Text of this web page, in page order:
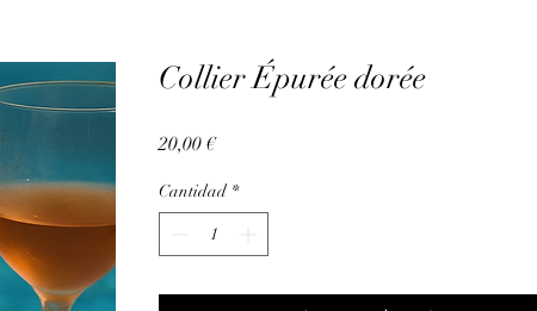
Collier Épurée dorée
20,00 €Precio
Cantidad *